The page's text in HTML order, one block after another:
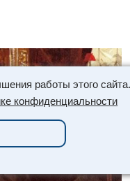
работы этого сайта.
конфиденциальности